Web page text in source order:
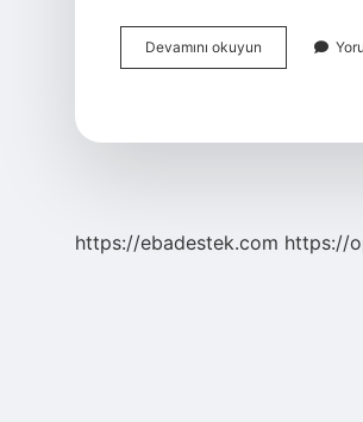
Devamını okuyun
Olmak
https://ebadestek.com https://